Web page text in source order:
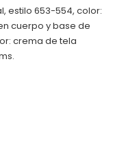
estilo 653-554, color:
cuerpo y base de
crema de tela